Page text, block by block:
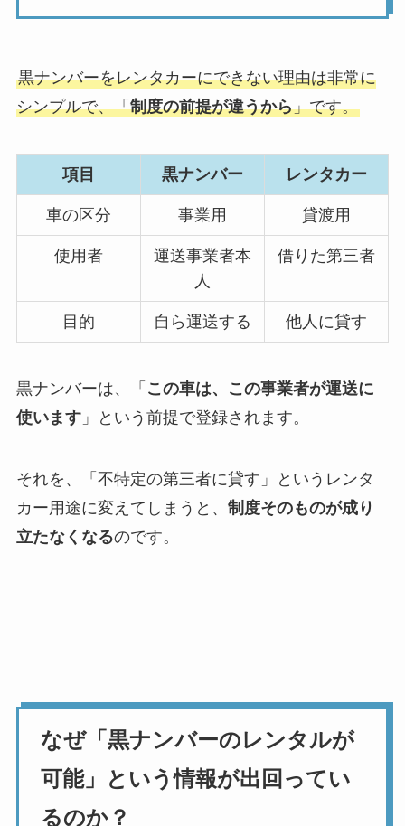
黒ナンバーをレンタカーにできない理由は非常に
シンプルで、「制度の前提が違うから」です。
項目 黒ナンバー レンタカー
車の区分 事業用 貸渡用
使用者
運送事業者本
人
借りた第三者
目的 自ら運送する 他人に貸す
黒ナンバーは、「 この車は、この事業者が運送に
使います」という前提で登録されます。
それを、「不特定の第三者に貸す」というレンタ
カー用途に変えてしまうと、 制度そのものが成り
立たなくなるのです。
なぜ「黒ナンバーのレンタルが
可能」という情報が出回ってい
るのか？